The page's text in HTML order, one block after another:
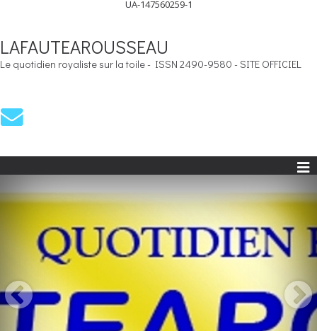
UA-147560259-1
LAFAUTEAROUSSEAU
Le quotidien royaliste sur la toile - ISSN 2490-9580 - SITE OFFICIEL